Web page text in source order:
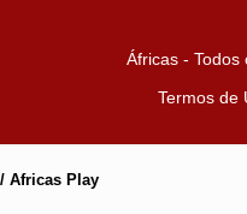
Áfricas - Todos
Termos de
/ Africas Play